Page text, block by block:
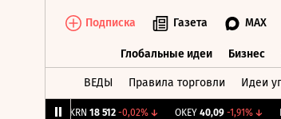
Подписка Газета MAX
Глобальные идеи Бизнес
ВЕДЫ Правила торговли Идеи
AKRN 18 512 -0,02%↓ OKEY 40,09 -1,91%↓